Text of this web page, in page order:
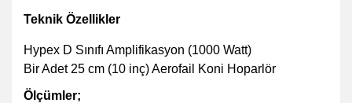
Teknik Özellikler
Hypex D Sınıfı Amplifikasyon (1000 Watt)
Bir Adet 25 cm (10 inç) Aerofail Koni Hoparlör
Ölçümler;